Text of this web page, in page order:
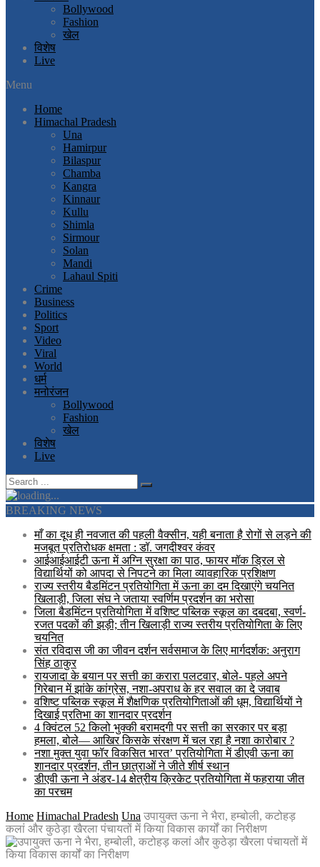
Bollywood
Fashion
खेल
विशेष
Live
Menu
Home
Himachal Pradesh
Una
Hamirpur
Bilaspur
Chamba
Kangra
Kinnaur
Kullu
Shimla
Sirmour
Solan
Mandi
Lahaul Spiti
Crime
Business
Politics
Sport
Video
Viral
World
धर्म
मनोरंजन
Bollywood
Fashion
खेल
विशेष
Live
BREAKING NEWS
माँ का दूध ही नवजात की पहली वैक्सीन, यही बनाता है रोगों से लड़ने की
मजबूत प्रतिरोधक क्षमता : डॉ. जगदीश्वर कंवर
आईआईआईटी ऊना में अग्नि सुरक्षा का पाठ, फायर मॉक ड्रिल से
विद्यार्थियों को आपदा से निपटने का मिला व्यावहारिक प्रशिक्षण
राज्य स्तरीय बैडमिंटन प्रतियोगिता में ऊना का दम दिखाएंगे चयनित
खिलाड़ी, जिला संघ ने जताया स्वर्णिम प्रदर्शन का भरोसा
जिला बैडमिंटन प्रतियोगिता में वशिष्ट पब्लिक स्कूल का दबदबा, स्वर्ण-
रजत पदकों की झड़ी; तीन खिलाड़ी राज्य स्तरीय प्रतियोगिता के लिए
चयनित
संत रविदास जी का जीवन दर्शन सर्वसमाज के लिए मार्गदर्शक: अनुराग
सिंह ठाकुर
रायजादा के बयान पर सत्ती का करारा पलटवार, बोले- पहले अपने
गिरेबान में झांके कांग्रेस, नशा-अपराध के हर सवाल का दे जवाब
वशिष्ट पब्लिक स्कूल में शैक्षणिक प्रतियोगिताओं की धूम, विद्यार्थियों ने
दिखाई प्रतिभा का शानदार प्रदर्शन
4 क्विंटल 52 किलो भुक्की बरामदगी पर सत्ती का सरकार पर बड़ा
हमला, बोले— आखिर किसके संरक्षण में चल रहा है नशा कारोबार ?
नशा मुक्त युवा फॉर विकसित भारत’ प्रतियोगिता में डीएवी ऊना का
शानदार प्रदर्शन, तीन छात्राओं ने जीते शीर्ष स्थान
डीएवी ऊना ने अंडर-14 क्षेत्रीय क्रिकेट प्रतियोगिता में फहराया जीत
का परचम
Home Himachal Pradesh Una उपायुक्त ऊना ने भैरा, हम्बोली, कटोहड़
कलां और कुठेड़ा खैरला पंचायतों में किया विकास कार्यों का निरीक्षण